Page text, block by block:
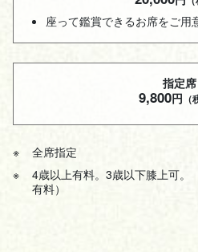
座って鑑賞できるお席をご用
指定席
9,800円 （
全席指定
4歳以上有料。3歳以下膝上可。
有料）